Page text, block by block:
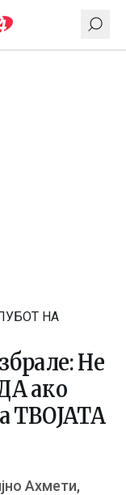
НА
Не
ако
ТВОЈАТА
Ахмети,